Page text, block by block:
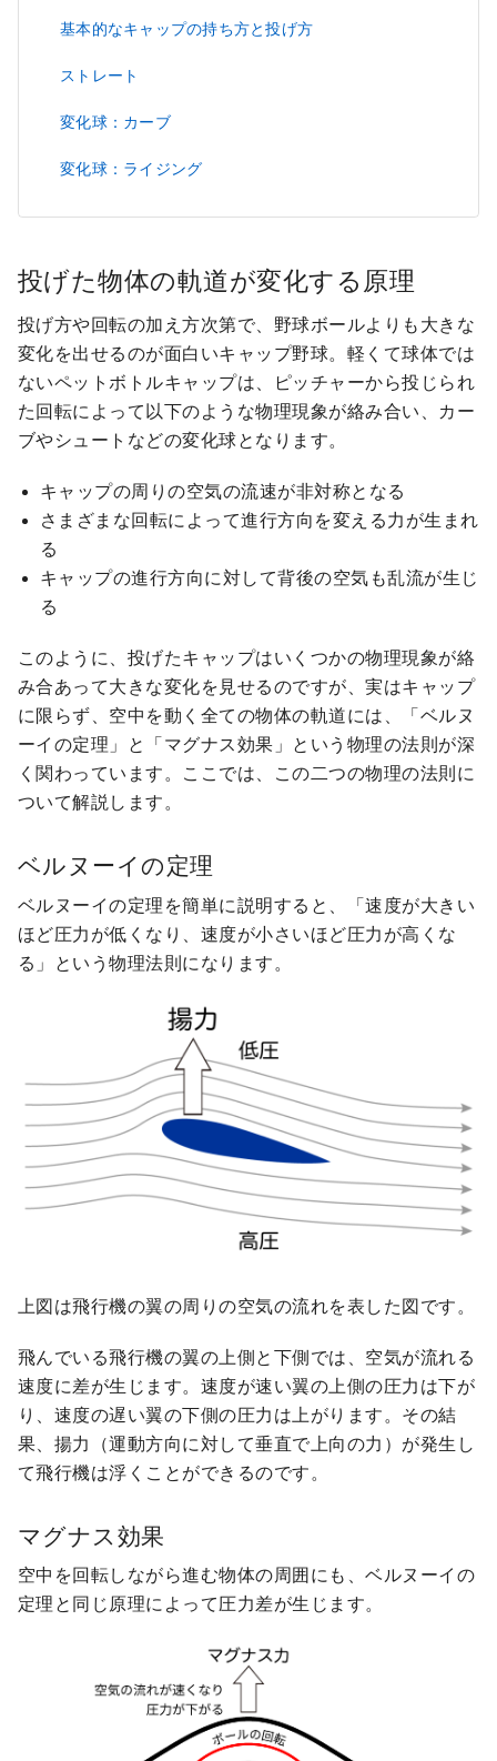
基本的なキャップの持ち方と投げ方
ストレート
変化球：カーブ
変化球：ライジング
投げた物体の軌道が変化する原理
投げ方や回転の加え方次第で、野球ボールよりも大きな
変化を出せるのが面白いキャップ野球。軽くて球体では
ないペットボトルキャップは、ピッチャーから投じられ
た回転によって以下のような物理現象が絡み合い、カー
ブやシュートなどの変化球となります。
キャップの周りの空気の流速が非対称となる
さまざまな回転によって進行方向を変える力が生まれ
る
キャップの進行方向に対して背後の空気も乱流が生じ
る
このように、投げたキャップはいくつかの物理現象が絡
み合あって大きな変化を見せるのですが、実はキャップ
に限らず、空中を動く全ての物体の軌道には、「ベルヌ
ーイの定理」と「マグナス効果」という物理の法則が深
く関わっています。ここでは、この二つの物理の法則に
ついて解説します。
ベルヌーイの定理
ベルヌーイの定理を簡単に説明すると、「速度が大きい
ほど圧力が低くなり、速度が小さいほど圧力が高くな
る」という物理法則になります。
上図は飛行機の翼の周りの空気の流れを表した図です。
飛んでいる飛行機の翼の上側と下側では、空気が流れる
速度に差が生じます。速度が速い翼の上側の圧力は下が
り、速度の遅い翼の下側の圧力は上がります。その結
果、揚力（運動方向に対して垂直で上向の力）が発生し
て飛行機は浮くことができるのです。
マグナス効果
空中を回転しながら進む物体の周囲にも、ベルヌーイの
定理と同じ原理によって圧力差が生じます。